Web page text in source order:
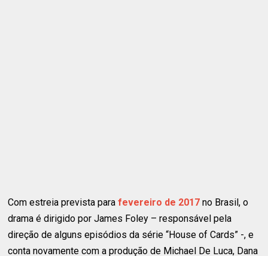
Com estreia prevista parafevereiro de 2017 no Brasil, o
drama é dirigido por James Foley – responsável pela
direção de alguns episódios da série “House of Cards” -, e
conta novamente com a produção de Michael De Luca, Dana